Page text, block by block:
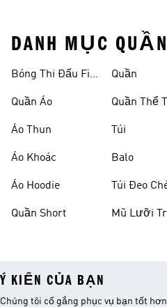
DANH MỤC
Bóng Thi Đấu Fifa
Quần Áo
Áo Thun
Áo Khoác
Áo Hoodie
Quần Short
Quần
Quần Thể
Túi
Balo
Túi Đeo
Mũ Lưỡi
Ý KIẾN CỦA BẠN
Chúng tôi cố gắng phục vụ bạn tốt